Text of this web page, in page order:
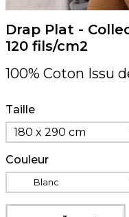
Drap Plat -
120 fils/cm2
100% Coton Issu
Taille
180 x 290 cm
Couleur
Blanc